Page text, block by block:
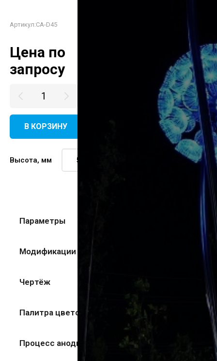
Артикул:CA-D45
Цена по
запросу
В КОРЗИНУ КУПИТЬ В ОДИН КЛИК
Высота, мм
Параметры
Модификации
Чертёж
Палитра цветов
Процесс анодирования